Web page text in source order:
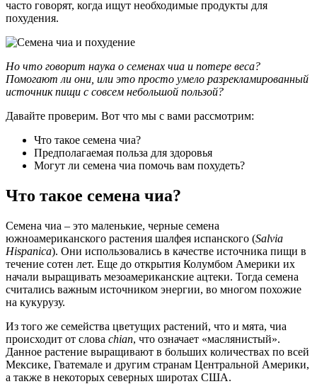
часто говорят, когда ищут необходимые продукты для
похудения.
Но что говорит наука о семенах чиа и потере веса?
Помогают ли они, или это просто умело разрекламированный
источник пищи с совсем небольшой пользой?
Давайте проверим. Вот что мы с вами рассмотрим:
Что такое семена чиа?
Предполагаемая польза для здоровья
Могут ли семена чиа помочь вам похудеть?
Что такое семена чиа?
Семена чиа – это маленькие, черные семена
южноамериканского растения шалфея испанского (Salvia
Hispanica). Они использовались в качестве источника пищи в
течение сотен лет. Еще до открытия Колумбом Америки их
начали выращивать мезоамериканские ацтеки. Тогда семена
считались важным источником энергии, во многом похожие
на кукурузу.
Из того же семейства цветущих растений, что и мята, чиа
происходит от слова chian, что означает «маслянистый».
Данное растение выращивают в больших количествах по всей
Мексике, Гватемале и другим странам Центральной Америки,
а также в некоторых северных широтах США.